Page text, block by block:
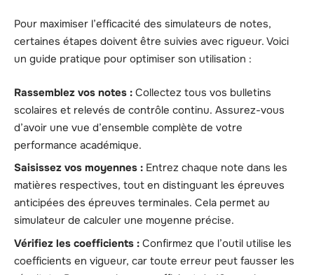
Pour maximiser l’efficacité des simulateurs de notes,
certaines étapes doivent être suivies avec rigueur. Voici
un guide pratique pour optimiser son utilisation :
Rassemblez vos notes : Collectez tous vos bulletins
scolaires et relevés de contrôle continu. Assurez-vous
d’avoir une vue d’ensemble complète de votre
performance académique.
Saisissez vos moyennes : Entrez chaque note dans les
matières respectives, tout en distinguant les épreuves
anticipées des épreuves terminales. Cela permet au
simulateur de calculer une moyenne précise.
Vérifiez les coefficients : Confirmez que l’outil utilise les
coefficients en vigueur, car toute erreur peut fausser les